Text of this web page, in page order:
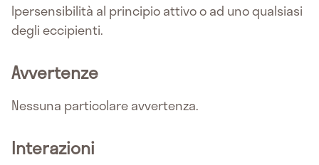
Ipersensibilità al principio attivo o ad uno qualsiasi
degli eccipienti.
Avvertenze
Nessuna particolare avvertenza.
Interazioni